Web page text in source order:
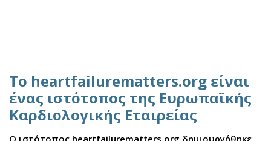
Το heartfailurematters.org είναι
ένας ιστότοπος της Ευρωπαϊκής
Καρδιολογικής Εταιρείας